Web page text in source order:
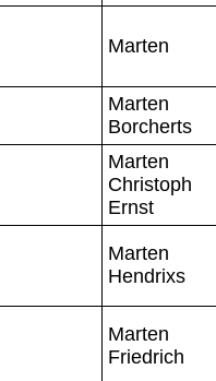
Marten
Marten
Borcherts
Marten
Christoph
Ernst
Marten
Hendrixs
Marten
Friedrich